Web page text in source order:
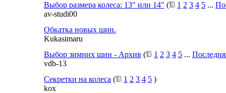
Выбор размера колеса: 13" или 14" ( 1 2 3 4 5 ...
av-studi00
Обкатка новых шин.
Kukasimaru
Выбор зимних шин - Архив ( 1 2 3 4 5 ...
vdb-13
Секретки на колеса ( 1 2 3 4 5 )
kox